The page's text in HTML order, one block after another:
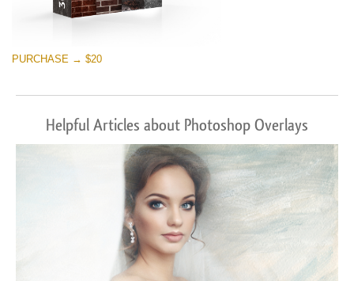
PURCHASE → $20
Helpful Articles about Photoshop Overlays